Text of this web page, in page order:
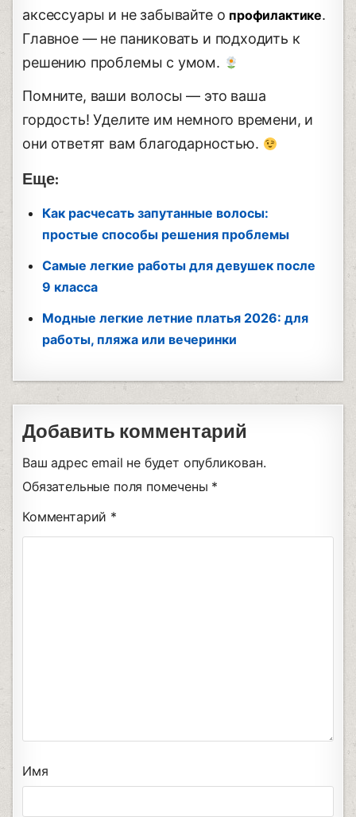
аксессуары и не забывайте о профилактике.
Главное — не паниковать и подходить к
решению проблемы с умом.
Помните, ваши волосы — это ваша
гордость! Уделите им немного времени, и
они ответят вам благодарностью.
Еще:
Как расчесать запутанные волосы:
простые способы решения проблемы
Самые легкие работы для девушек после
9 класса
Модные легкие летние платья 2026: для
работы, пляжа или вечеринки
Добавить комментарий
Ваш адрес email не будет опубликован.
Обязательные поля помечены *
Комментарий *
Имя